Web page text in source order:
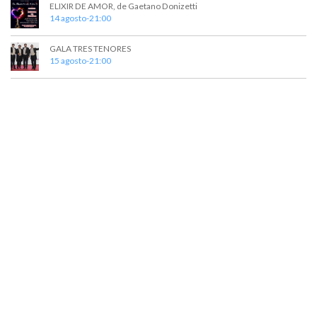
ELIXIR DE AMOR, de Gaetano Donizetti
14 agosto-21:00
GALA TRES TENORES
15 agosto-21:00